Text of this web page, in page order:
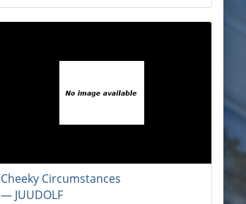
Cheeky Circumstances
― JUUDOLF